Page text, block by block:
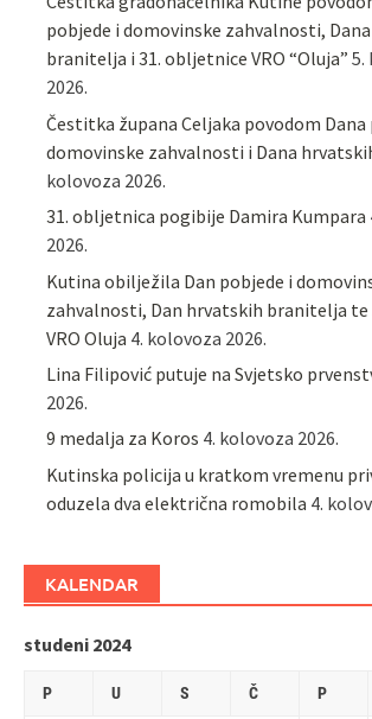
pobjede i domovinske zahvalnosti,
branitelja i 31. obljetnice VRO “Oluja” 5.
2026.
Čestitka župana Celjaka povodom Dana
domovinske zahvalnosti i Dana
kolovoza 2026.
31. obljetnica pogibije Damira Kumpara
2026.
Kutina obilježila Dan pobjede i
zahvalnosti, Dan hrvatskih branitelja te
VRO Oluja 4. kolovoza 2026.
Lina Filipović putuje na Svjetsko
2026.
9 medalja za Koros 4. kolovoza 2026.
Kutinska policija u kratkom vremenu
oduzela dva električna romobila 4.
KALENDAR
studeni 2024
P U S Č P